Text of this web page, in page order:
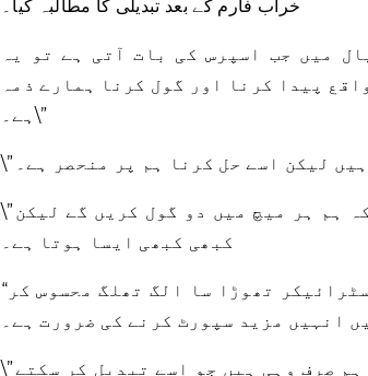
خراب فارم کے بعد تبدیلی کا مطالبہ کیا۔
میں جب اسپرس کی بات آتی ہے تو یہ
پیدا کرنا اور گول کرنا ہمارے ذمہ
ہے۔\”
لیکن اسے حل کرنا ہم پر منحصر ہے۔
\”پچھلے سال ہم بہت اچھے تھے، ہم نے محسوس کیا کہ ہم ہر میچ میں دو گول کریں گے لیکن
کبھی کبھی ایسا ہوتا ہے۔
“جب آپ پیچھے سے پانچ کے ساتھ کھیلتے ہیں تو اسٹرائیکر تھوڑا سا الگ تھلگ محسوس کر
انہیں مزید سپورٹ کرنے کی ضرورت ہے۔
\”ہمارے اندر اور ارد گرد چھ یا سات ٹیمیں ہیں۔ ہم صرف وہی ہیں جو اسے تبدیل کر سکتے